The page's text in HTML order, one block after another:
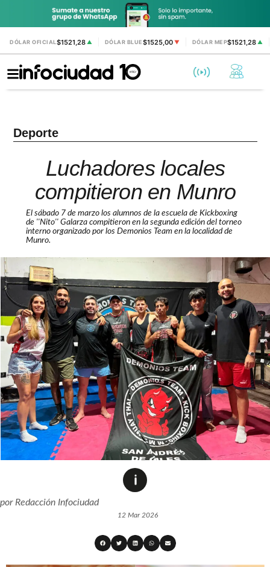
DÓLAR OFICIAL$1521,28 ▲ DÓLAR BLUE$1525,00 ▼ DÓLAR MEP$1521,28▲
Deporte
Luchadores locales
compitieron en Munro
El sábado 7 de marzo los alumnos de la escuela de Kickboxing
de ''Nito'' Galarza compitieron en la segunda edición del torneo
interno organizado por los Demonios Team en la localidad de
Munro.
porRedacción Infociudad
12 Mar 2026